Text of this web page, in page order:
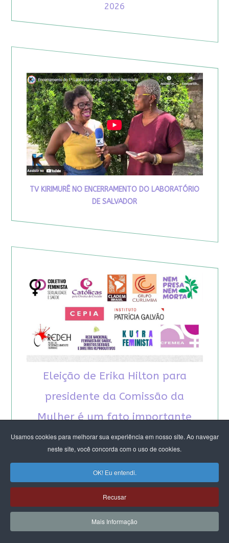
Usamos cookies para melhorar sua experiência em nosso site. Ao navegar
neste site, você concorda com o uso de cookies.
OK! Eu entendi.
Recusar
Mais Informação
2026
TV KIRIMURÊ NO ENCERRAMENTO DO LABORATÓRIO
DE SALVADOR
Eleição de Erika Hilton para
presidente da Comissão da
Mulher é um fato importante
para a democracia
RECOMENDAMOS A LEITURA